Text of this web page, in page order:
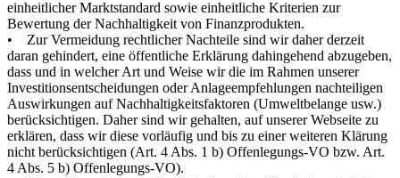
einheitlicher Marktstandard sowie einheitliche Kriterien zur
Bewertung der Nachhaltigkeit von Finanzprodukten.
• Zur Vermeidung rechtlicher Nachteile sind wir daher derzeit
daran gehindert, eine öffentliche Erklärung dahingehend abzugeben,
dass und in welcher Art und Weise wir die im Rahmen unserer
Investitionsentscheidungen oder Anlageempfehlungen nachteiligen
Auswirkungen auf Nachhaltigkeitsfaktoren (Umweltbelange usw.)
berücksichtigen. Daher sind wir gehalten, auf unserer Webseite zu
erklären, dass wir diese vorläufig und bis zu einer weiteren Klärung
nicht berücksichtigen (Art. 4 Abs. 1 b) Offenlegungs-VO bzw. Art.
4 Abs. 5 b) Offenlegungs-VO).